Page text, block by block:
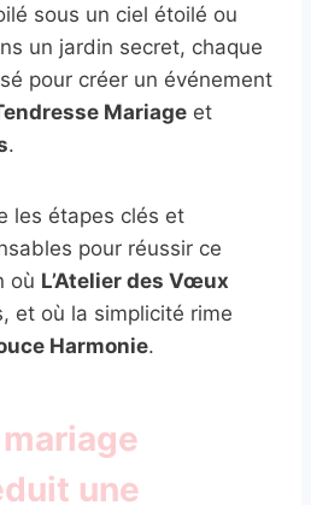
sous un ciel étoilé ou
un jardin secret, chaque
pour créer un événement
Mariage et
.
les étapes clés et
pour réussir ce
où L’Atelier des Vœux
et où la simplicité rime
Harmonie.
une